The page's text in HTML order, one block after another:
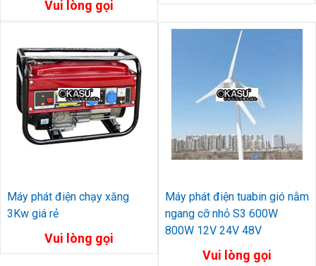
Vui lòng gọi
Máy phát điện chạy xăng
3Kw giá rẻ
Vui lòng gọi
Máy phát điện tuabin gió nằm
ngang cỡ nhỏ S3 600W
800W 12V 24V 48V
Vui lòng gọi